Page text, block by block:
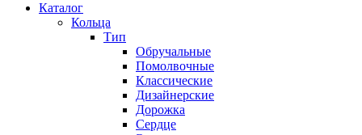
Каталог
Кольца
Тип
Обручальные
Помолвочные
Классические
Дизайнерские
Дорожка
Сердце